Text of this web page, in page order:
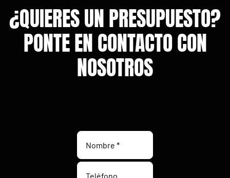
¿QUIERES UN PRESUPUESTO?
PONTE EN CONTACTO CON
NOSOTROS